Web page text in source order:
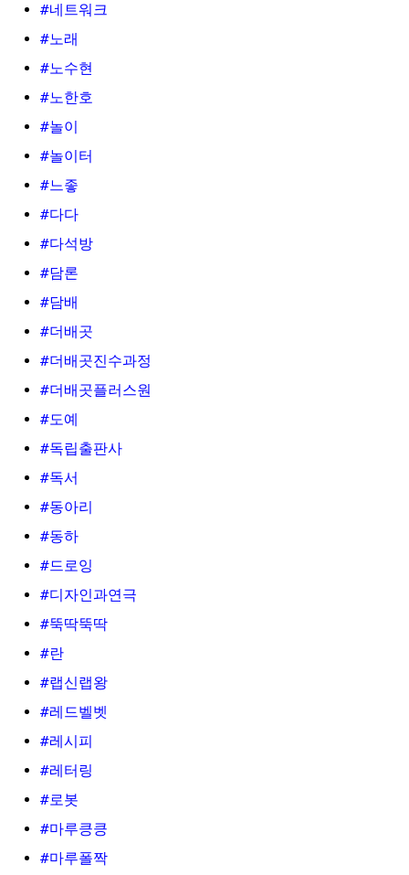
#네트워크
#노래
#노수현
#노한호
#놀이
#놀이터
#느좋
#다다
#다석방
#담론
#담배
#더배곳
#더배곳진수과정
#더배곳플러스원
#도예
#독립출판사
#독서
#동아리
#동하
#드로잉
#디자인과연극
#뚝딱뚝딱
#란
#랩신랩왕
#레드벨벳
#레시피
#레터링
#로봇
#마루킁킁
#마루폴짝